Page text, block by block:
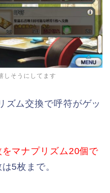
しそうにしてます
ズム交換で呼符がゲッ
マナプリズム20個で
5枚まで。